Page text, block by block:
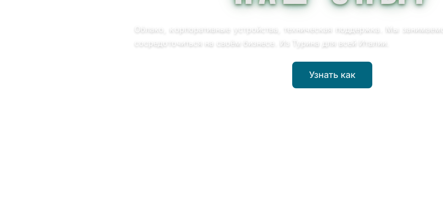
Облако, корпоративные устройства, техническая поддержка. Мы
сосредоточиться на своём бизнесе. Из Турина для всей Италии.
Узнать как